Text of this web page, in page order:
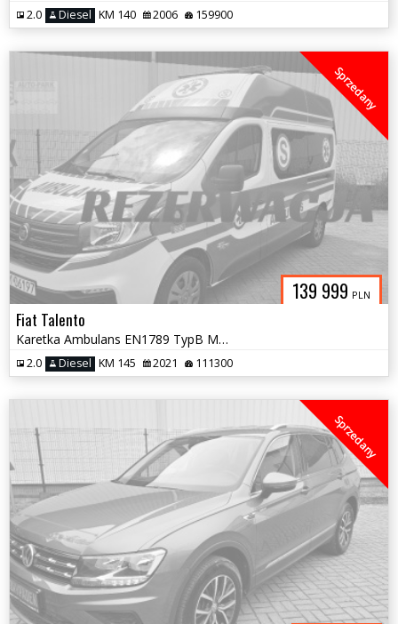
2.0 Diesel KM 140 2006 159900
139 999 PLN
Sprzedany
Fiat Talento
Karetka Ambulans EN1789 TypB Maxi L2H2 z 2021
2.0 Diesel KM 145 2021 111300
Sprzedany